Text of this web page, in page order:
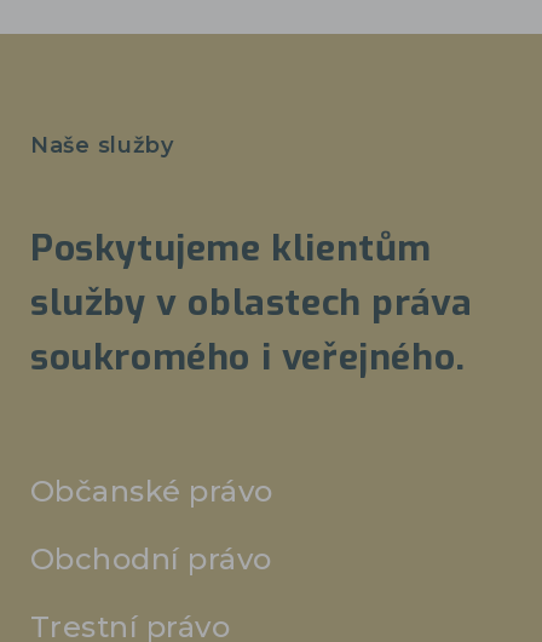
Naše služby
Poskytujeme klientům
služby v oblastech práva
soukromého i veřejného.
Občanské právo
Obchodní právo
Trestní právo